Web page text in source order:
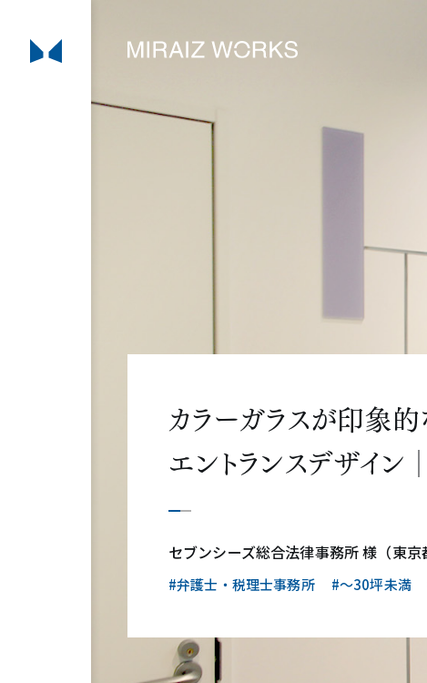
カラーガラスが印象
エントランスデザイ
セブンシーズ総合法律事務所 様（東京
#弁護士・税理士事務所 #〜30坪未満